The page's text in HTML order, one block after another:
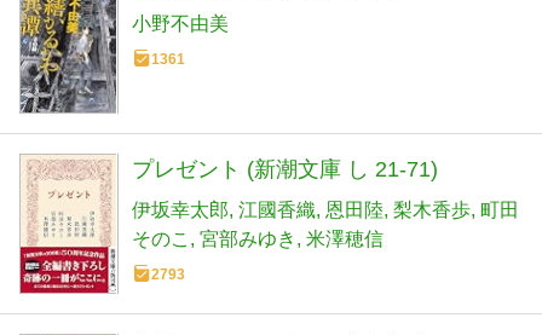
小野不由美
1361
プレゼント (新潮文庫 し 21-71)
伊坂幸太郎 江國香織 恩田陸 梨木香歩 町田
そのこ
宮部みゆき 米澤穂信
2793